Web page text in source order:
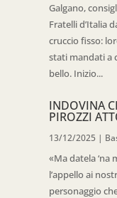
Galgano,
Fratelli d’Italia
cruccio fisso:
stati mandati a
bello. Inizio...
INDOVINA
PIROZZI
13/12/2025 |
«Ma datela ‘na
l’appello ai
personaggio